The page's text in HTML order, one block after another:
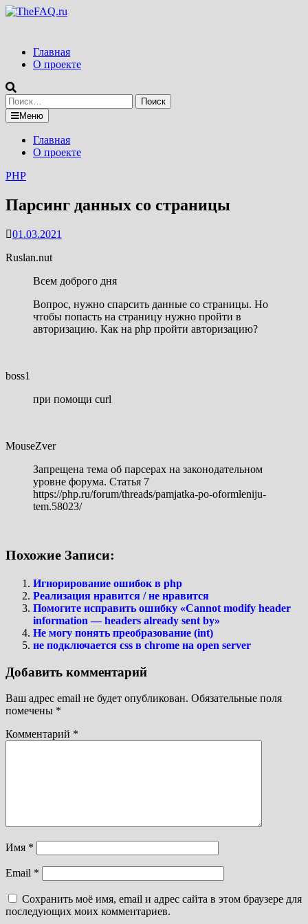
Перейти
Главная
О проекте
Найти:
Меню
Главная
О проекте
PHP
Парсинг данных со страницы
01.03.2021
Ruslan.nut
Всем доброго дня
Вопрос, нужно спарсить данные со страницы. Но
чтобы попасть на страницу нужно пройти в
авторизацию. Как на php пройти авторизацию?
boss1
при помощи curl
MouseZver
Запрещена тема об парсерах на законодательном
уровне форума. Статья 7
https://php.ru/forum/threads/pamjatka-po-oformleniju-
tem.58023/
Похожие Записи:
Игнорирование ошибок в php
Реализация нравится / не нравится
Помогите исправить ошибку «Cannot modify header
information — headers already sent by»
Не могу понять преобразование (int)
не подключается css в chrome на open server
Добавить комментарий
Ваш адрес email не будет опубликован. Обязательные поля
помечены *
Комментарий *
Имя *
Email *
Сохранить моё имя, email и адрес сайта в этом браузере для
последующих моих комментариев.